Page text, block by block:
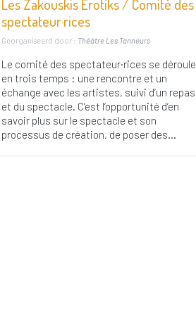
Les Zakouskis Érotiks / Comité des
spectateur·rices
Georganiseerd door : Théâtre Les Tanneurs
Le comité des spectateur·rices se déroule
en trois temps : une rencontre et un
échange avec les artistes, suivi d’un repas
et du spectacle. C’est l’opportunité d’en
savoir plus sur le spectacle et son
processus de création, de poser des...